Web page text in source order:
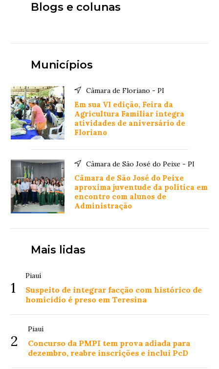
Blogs e colunas
Municípios
Câmara de Floriano - PI
Em sua VI edição, Feira da
Agricultura Familiar integra
atividades de aniversário de
Floriano
Câmara de São José do Peixe - PI
Câmara de São José do Peixe
aproxima juventude da política em
encontro com alunos de
Administração
Mais lidas
1
Piauí
Suspeito de integrar facção com histórico de
homicídio é preso em Teresina
2
Piauí
Concurso da PMPI tem prova adiada para
dezembro, reabre inscrições e inclui PcD